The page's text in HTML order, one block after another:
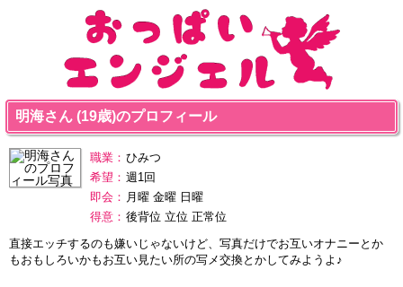
明海さん (19歳)のプロフィール
職業： ひみつ
希望： 週1回
即会： 月曜 金曜 日曜
得意： 後背位 立位 正常位
直接エッチするのも嫌いじゃないけど、写真だけでお互いオナニーとか
もおもしろいかもお互い見たい所の写メ交換とかしてみようよ♪